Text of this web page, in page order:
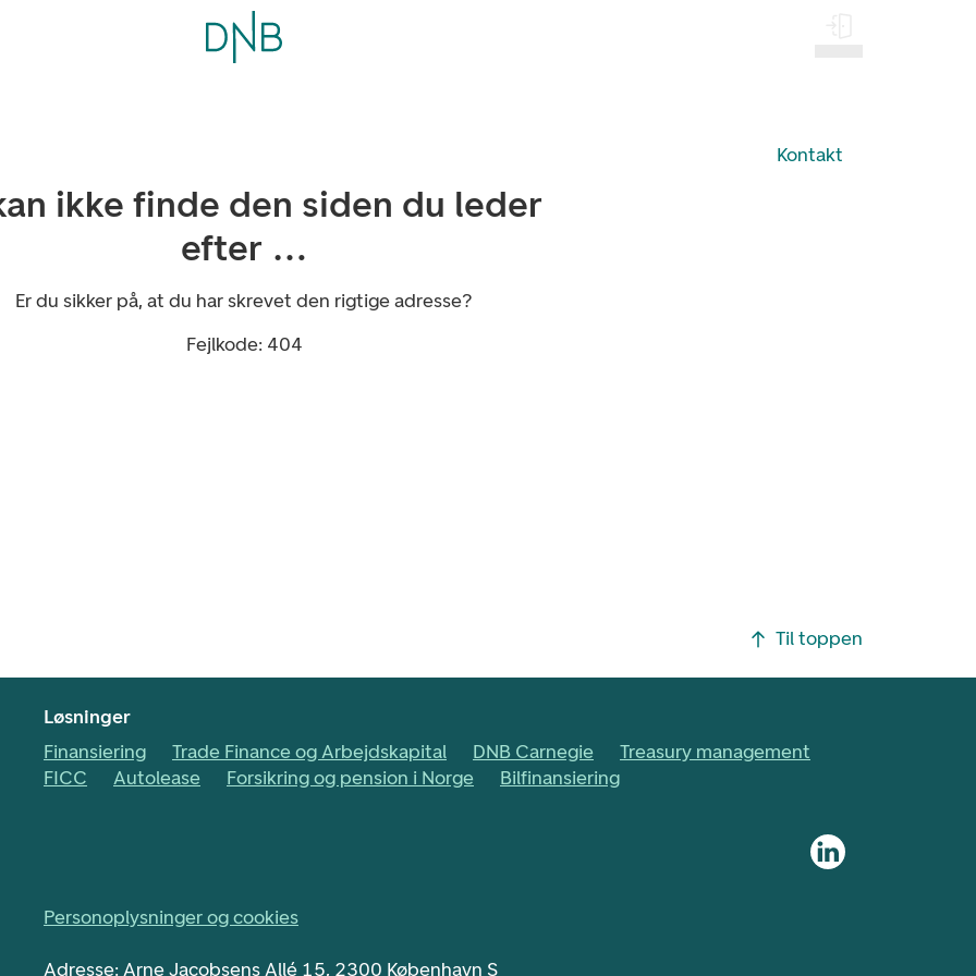
Kontakt
ikke finde den siden du leder
efter …
Er du sikker på, at du har skrevet den rigtige adresse?
Fejlkode: 404
Til toppen
Løsninger
Finansiering
Trade Finance og Arbejdskapital DNB Carnegie
Treasury management
FICC
Autolease Forsikring og pension i Norge Bilfinansiering
Personoplysninger og cookies
Adresse: Arne Jacobsens Allé 15, 2300 København S